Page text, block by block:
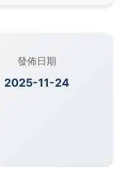
發佈日期
2025-11-24